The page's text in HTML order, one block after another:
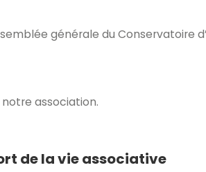
générale du Conservatoire
association.
de la vie associative